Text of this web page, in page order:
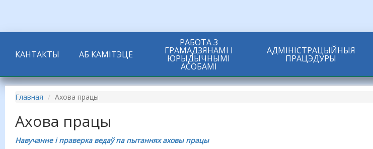
КАНТАКТЫ АБ КАМІТЭЦЕ
РАБОТА З
ГРАМАДЗЯНАМІ І
ЮРЫДЫЧНЫМІ
АСОБАМІ
АДМІНІСТРАЦЫЙНЫЯ
ПРАЦЭДУРЫ
Главная Ахова працы
Ахова працы
Навучанне і праверка ведаў па пытаннях аховы працы